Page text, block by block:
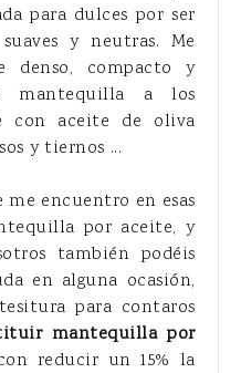
para dulces por ser
y neutras. Me
denso, compacto y
mantequilla a los
con aceite de oliva
y tiernos ...
encuentro en esas
por aceite, y
también podéis
en alguna ocasión,
para contaros
mantequilla por
reducir un 15% la